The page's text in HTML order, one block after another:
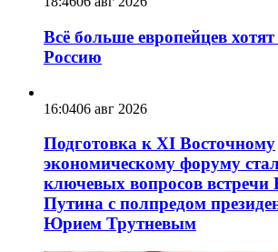
Всё больше европейцев хотят
Россию
16:0406 авг 2026
Подготовка к XI Восточному
экономическому форуму
ключевых вопросов
Путина с полпредом
Юрием Трутневым